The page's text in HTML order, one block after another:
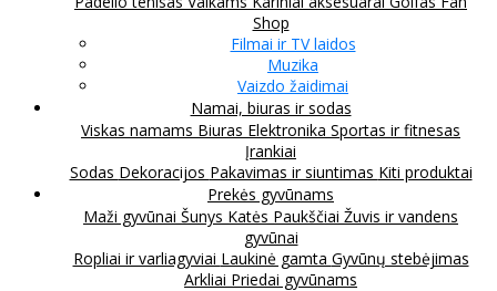
Shop
Filmai ir TV laidos
Muzika
Vaizdo žaidimai
Namai, biuras ir sodas
Viskas namams Biuras Elektronika Sportas ir fitnesas
Įrankiai
Sodas Dekoracijos Pakavimas ir siuntimas Kiti produktai
Prekės gyvūnams
Maži gyvūnai Šunys Katės Paukščiai Žuvis ir vandens
gyvūnai
Ropliai ir varliagyviai Laukinė gamta Gyvūnų stebėjimas
Arkliai Priedai gyvūnams